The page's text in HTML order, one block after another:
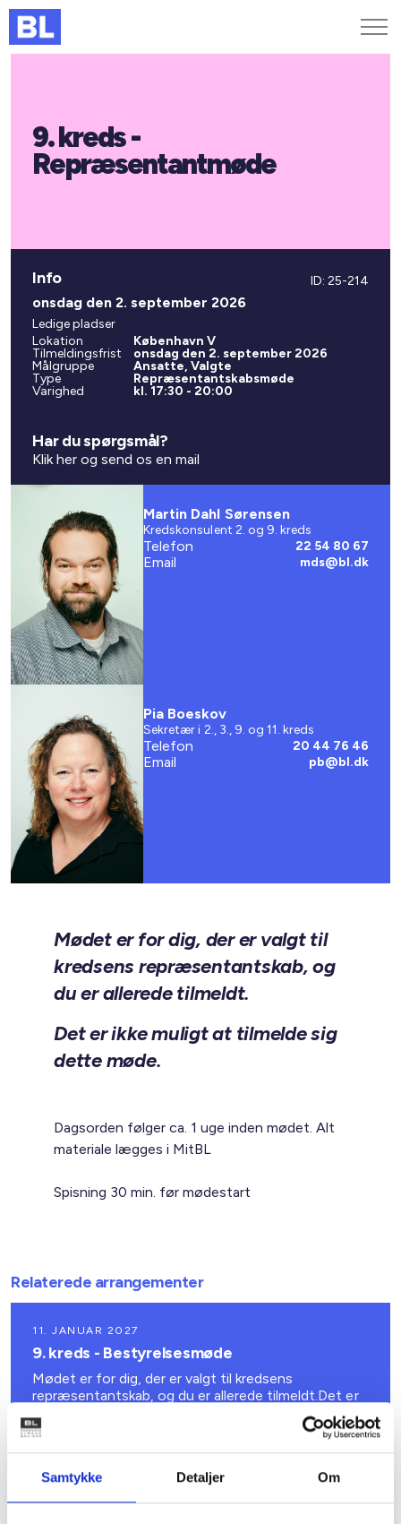
Samtykke Detaljer Om
Find medarbejder
Kurser og arrangementer
Jobportalen
9. kreds -
Repræsentantmøde
Mødet er for dig, der er valgt til
kredsens repræsentantskab, og
du er allerede tilmeldt.
Det er ikke muligt at tilmelde sig
dette møde.
Dagsorden følger ca. 1 uge inden mødet. Alt
materiale lægges i MitBL
Spisning 30 min. før mødestart
Info ID: 25-214
onsdag den 2. september 2026
Ledige pladser
Lokation
København V
Tilmeldingsfrist
onsdag den 2. september 2026
Målgruppe
Ansatte, Valgte
Type
Repræsentantskabsmøde
Varighed
kl. 17:30 - 20:00
Har du spørgsmål?
Klik her og send os en mail
Martin Dahl Sørensen
Kredskonsulent 2. og 9. kreds
Telefon 22 54 80 67
Email mds@bl.dk
Pia Boeskov
Sekretær i 2., 3., 9. og 11. kreds
Telefon 20 44 76 46
Email pb@bl.dk
Relaterede arrangementer
11. JANUAR 2027
9. kreds - Bestyrelsesmøde
Mødet er for dig, der er valgt til kredsens
repræsentantskab, og du er allerede tilmeldt.Det er